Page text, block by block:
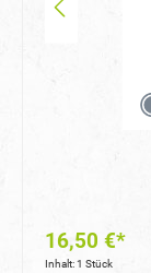
16,50 €*
Inhalt:1 Stück